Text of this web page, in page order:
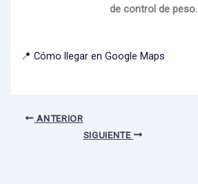
de control de peso.
📍 Cómo llegar en Google Maps
ANTERIOR
SIGUIENTE